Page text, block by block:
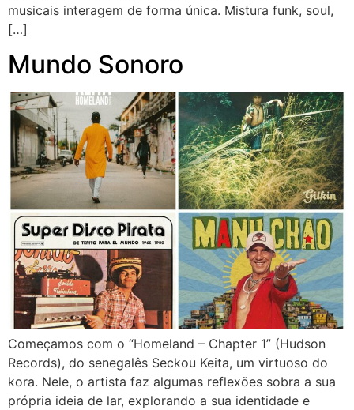
musicais interagem de forma única. Mistura funk, soul,
[…]
Mundo Sonoro
Começamos com o “Homeland – Chapter 1” (Hudson
Records), do senegalês Seckou Keita, um virtuoso do
kora. Nele, o artista faz algumas reflexões sobra a sua
própria ideia de lar, explorando a sua identidade e